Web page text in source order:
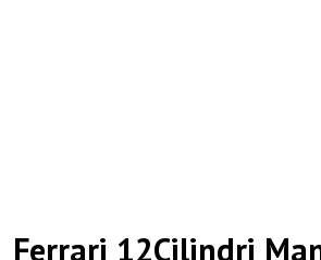
Ferrari 12Cilindri